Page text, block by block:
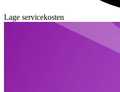
Lage servicekosten